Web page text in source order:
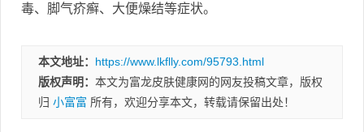
毒、脚气疥癣、大便燥结等症状。
本文地址： https://www.lkflly.com/95793.html
版权声明： 本文为富龙皮肤健康网的网友投稿文章，版权
归 小富富 所有，欢迎分享本文，转载请保留出处！